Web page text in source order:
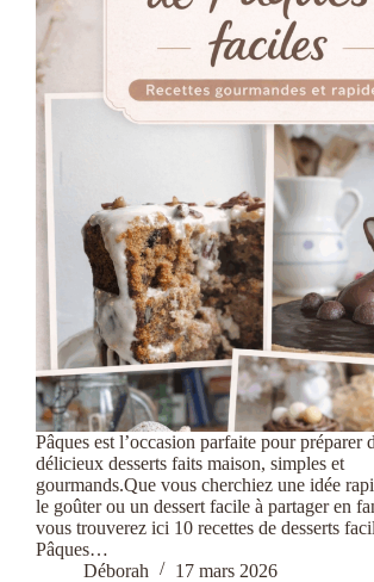
Pâques est l’occasion parfaite pour préparer
délicieux desserts faits maison, simples et
gourmands.Que vous cherchiez une idée
le goûter ou un dessert facile à partager en
vous trouverez ici 10 recettes de desserts
Pâques…
Déborah
17 mars 2026